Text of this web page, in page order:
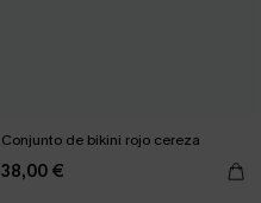
Conjunto de bikini rojo cereza
38,00 €